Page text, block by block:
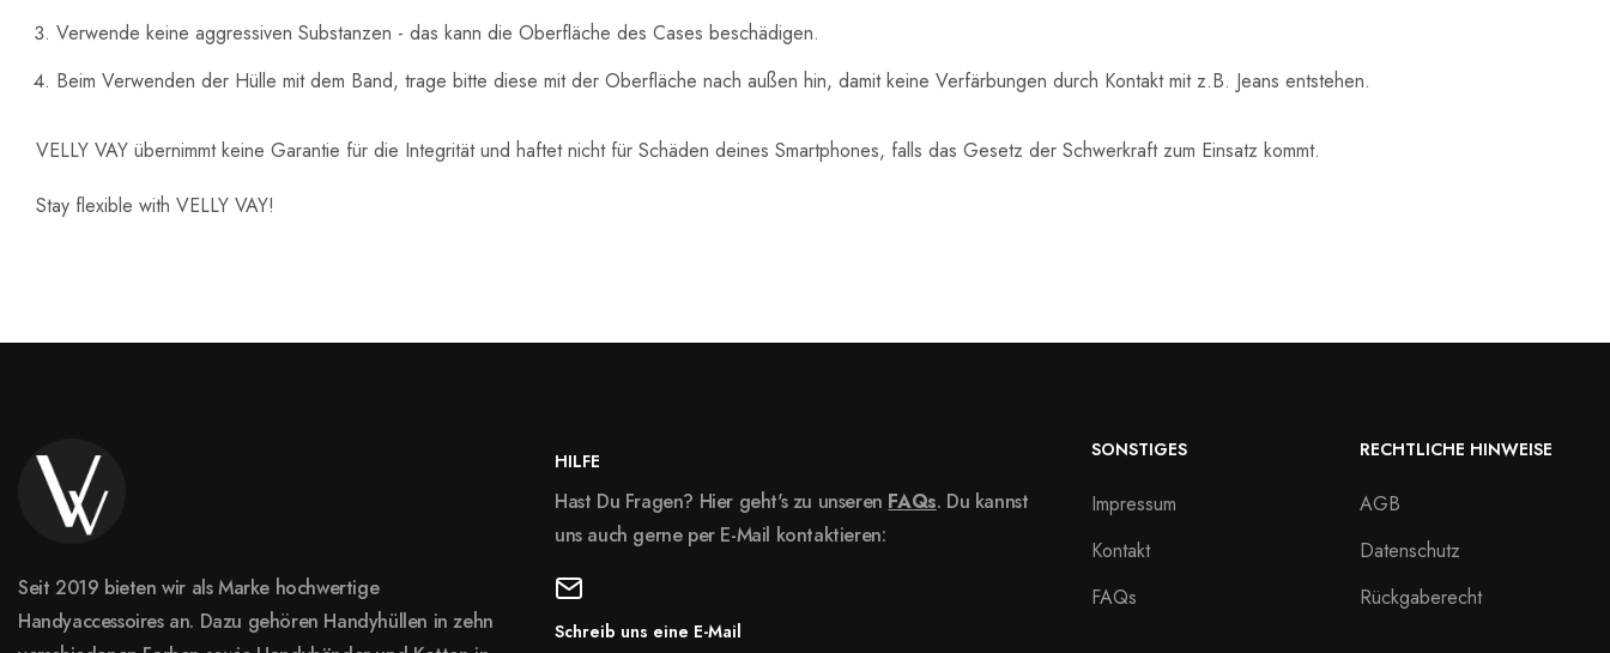
Verwende keine aggressiven Substanzen - das kann die Oberfläche des Cases beschädigen.
Beim Verwenden der Hülle mit dem Band, trage bitte diese mit der Oberfläche nach außen hin, damit keine Verfärbungen durch Kontakt mit z.B. Jeans entstehen.
VELLY VAY übernimmt keine Garantie für die Integrität und haftet nicht für Schäden deines Smartphones, falls das Gesetz der Schwerkraft zum Einsatz kommt.
Stay flexible with VELLY VAY!
Seit 2019 bieten wir als Marke hochwertige
Handyaccessoires an. Dazu gehören Handyhüllen in zehn
HILFE
Hast Du Fragen? Hier geht's zu unseren FAQs. Du kannst
uns auch gerne per E-Mail kontaktieren:
Schreib uns eine E-Mail
SONSTIGES
Impressum
Kontakt
FAQs
RECHTLICHE HINWEISE
AGB
Datenschutz
Rückgaberecht